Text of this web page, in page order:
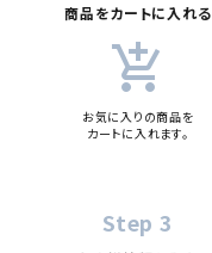
商品をカートに入れる
add_shopping_cart
お気に入りの商品を
カートに入れます。
Step 3